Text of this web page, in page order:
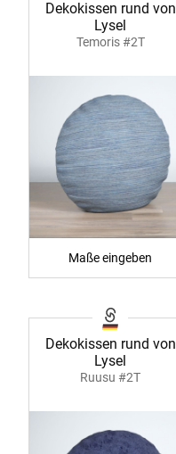
Dekokissen rund von
Lysel
Temoris #2T
Maße eingeben
Dekokissen rund von
Lysel
Ruusu #2T